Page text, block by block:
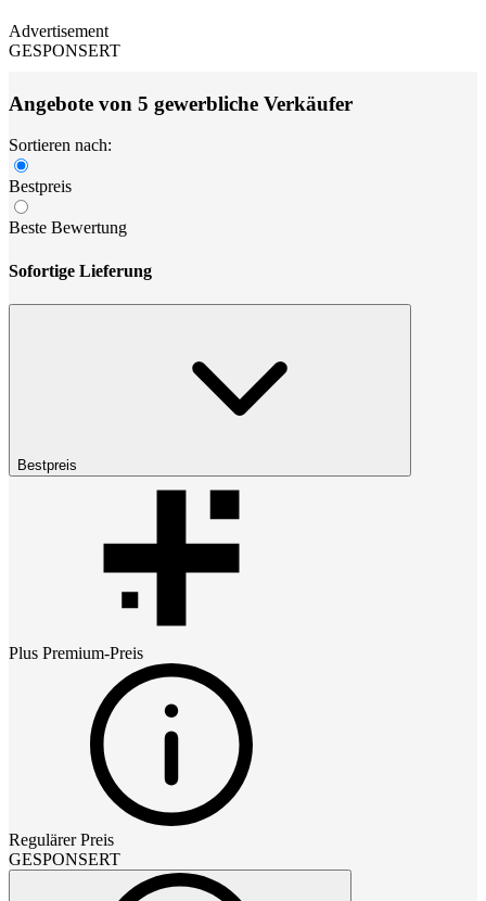
Advertisement
GESPONSERT
Angebote von 5 gewerbliche Verkäufer
Sortieren nach:
Bestpreis
Beste Bewertung
Sofortige Lieferung
Bestpreis
Plus Premium-Preis
Regulärer Preis
GESPONSERT